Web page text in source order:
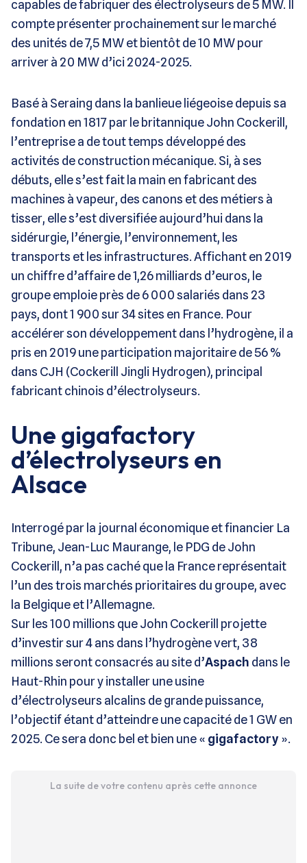
capables de fabriquer des électrolyseurs de 5 MW. Il
compte présenter prochainement sur le marché
des unités de 7,5 MW et bientôt de 10 MW pour
arriver à 20 MW d’ici 2024-2025.
Basé à Seraing dans la banlieue liégeoise depuis sa
fondation en 1817 par le britannique John Cockerill,
l’entreprise a de tout temps développé des
activités de construction mécanique. Si, à ses
débuts, elle s’est fait la main en fabricant des
machines à vapeur, des canons et des métiers à
tisser, elle s’est diversifiée aujourd’hui dans la
sidérurgie, l’énergie, l’environnement, les
transports et les infrastructures. Affichant en 2019
un chiffre d’affaire de 1,26 milliards d’euros, le
groupe emploie près de 6 000 salariés dans 23
pays, dont 1 900 sur 34 sites en France. Pour
accélérer son développement dans l’hydrogène, il a
pris en 2019 une participation majoritaire de 56 %
dans CJH (Cockerill Jingli Hydrogen), principal
fabricant chinois d’électrolyseurs.
Une gigafactory
d’électrolyseurs en
Alsace
Interrogé par la journal économique et financier La
Tribune, Jean-Luc Maurange, le PDG de John
Cockerill, n’a pas caché que la France représentait
l’un des trois marchés prioritaires du groupe, avec
la Belgique et l’Allemagne.
Sur les 100 millions que John Cockerill projette
d’investir sur 4 ans dans l’hydrogène vert, 38
millions seront consacrés au site d’Aspach dans le
Haut-Rhin pour y installer une usine
d’électrolyseurs alcalins de grande puissance,
l’objectif étant d’atteindre une capacité de 1 GW en
2025. Ce sera donc bel et bien une « gigafactory».
La suite de votre contenu après cette annonce